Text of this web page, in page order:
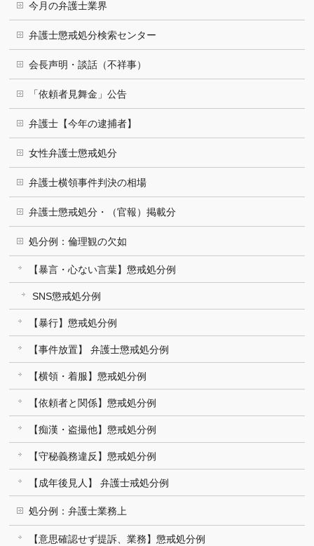
今月の弁護士業界
弁護士懲戒処分検索センター
会長声明・談話（不祥事）
「依頼者見舞金」公告
弁護士【今年の逮捕者】
女性弁護士懲戒処分
弁護士横領事件判決の相場
弁護士懲戒処分・（官報）掲載分
処分例：倫理観の欠如
【暴言・心ない言葉】懲戒処分例
SNS懲戒処分例
【暴行】懲戒処分例
【事件放置】 弁護士懲戒処分例
【横領・着服】懲戒処分例
【依頼者と関係】懲戒処分例
【痴漢・盗撮他】懲戒処分例
【守秘義務違反】懲戒処分例
【成年後見人】 弁護士戒処分例
処分例：弁護士業務上
【意思確認せず提訴、業務】懲戒処分例